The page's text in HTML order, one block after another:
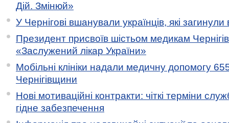
Дій. Змінюй»
У Чернігові вшанували українців, які загинули
Президент присвоїв шістьом медикам
«Заслужений лікар України»
Мобільні клініки надали медичну допомогу
Чернігівщини
Нові мотиваційні контракти: чіткі терміни
гідне забезпечення